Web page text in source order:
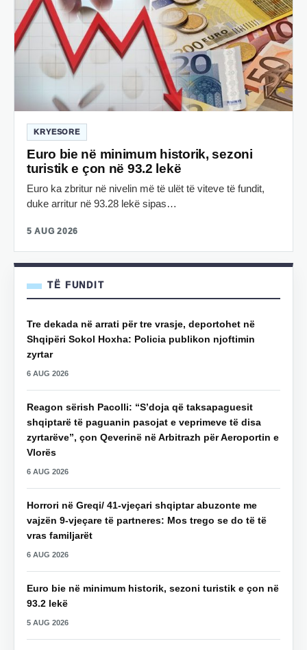
KRYESORE
Euro bie në minimum historik, sezoni
turistik e çon në 93.2 lekë
Euro ka zbritur në nivelin më të ulët të viteve të fundit,
duke arritur në 93.28 lekë sipas…
5 AUG 2026
TË FUNDIT
Tre dekada në arrati për tre vrasje, deportohet në
Shqipëri Sokol Hoxha: Policia publikon njoftimin
zyrtar
6 AUG 2026
Reagon sërish Pacolli: “S’doja që taksapaguesit
shqiptarë të paguanin pasojat e veprimeve të disa
zyrtarëve”, çon Qeverinë në Arbitrazh për Aeroportin e
Vlorës
6 AUG 2026
Horrori në Greqi/ 41-vjeçari shqiptar abuzonte me
vajzën 9-vjeçare të partneres: Mos trego se do të të
vras familjarët
6 AUG 2026
Euro bie në minimum historik, sezoni turistik e çon në
93.2 lekë
5 AUG 2026